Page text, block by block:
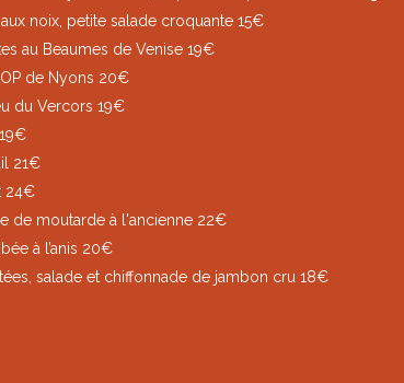
noix, petite salade croquante 15€
au Beaumes de Venise 19€
de Nyons 20€
du Vercors 19€
21€
24€
de moutarde à l'ancienne 22€
à l’anis 20€
salade et chiffonnade de jambon cru 18€